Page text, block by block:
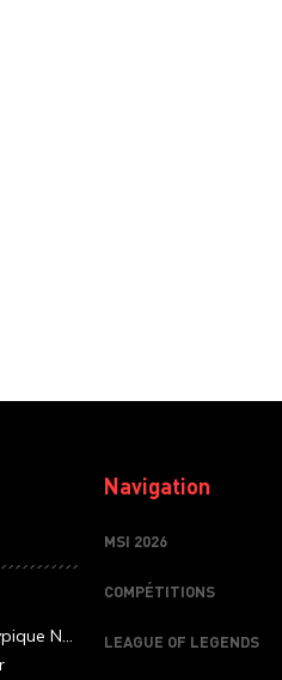
N...
Navigation
MSI 2026
COMPÉTITIONS
LEAGUE OF LEGENDS